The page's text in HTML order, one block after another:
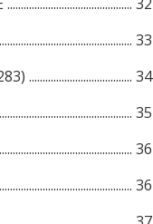
33
34
35
36
36